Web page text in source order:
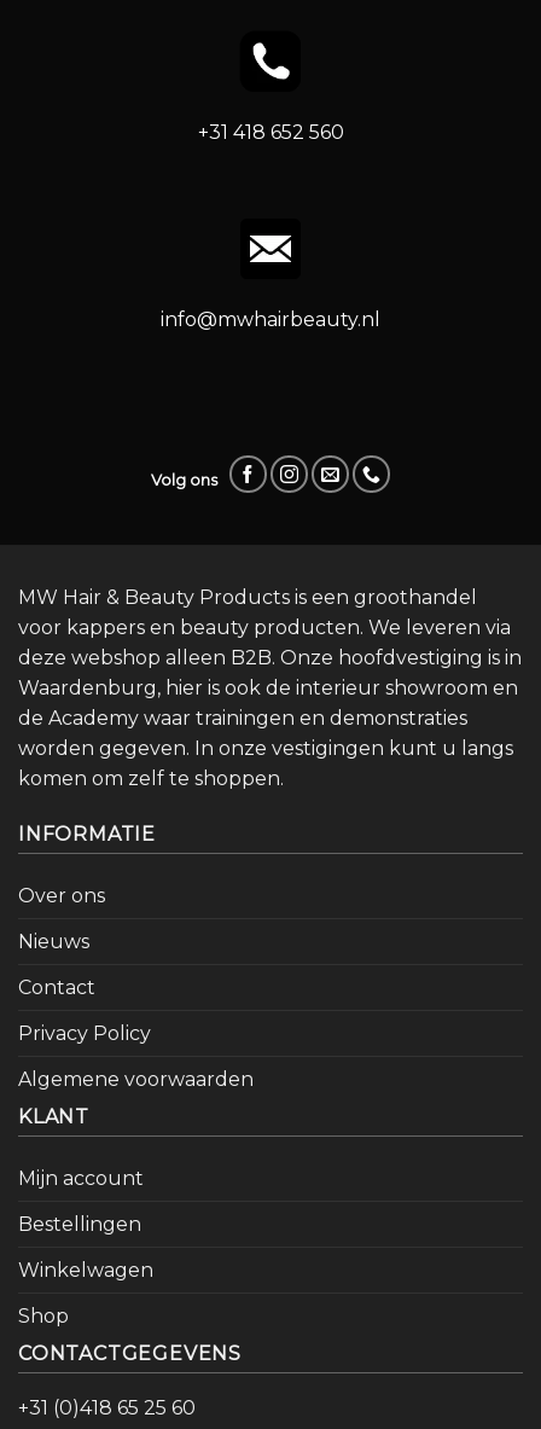
+31 418 652 560
info@mwhairbeauty.nl
Volg ons
MW Hair & Beauty Products is een groothandel
voor kappers en beauty producten. We leveren via
deze webshop alleen B2B. Onze hoofdvestiging is in
Waardenburg, hier is ook de interieur showroom en
de Academy waar trainingen en demonstraties
worden gegeven. In onze vestigingen kunt u langs
komen om zelf te shoppen.
INFORMATIE
Over ons
Nieuws
Contact
Privacy Policy
Algemene voorwaarden
KLANT
Mijn account
Bestellingen
Winkelwagen
Shop
CONTACTGEGEVENS
+31 (0)418 65 25 60